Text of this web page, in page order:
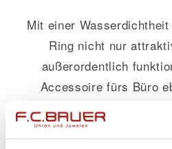
Mit einer
Ring nicht nur
außerordentlich
Accessoire fürs Büro
feierlichen Abend oder
Begleiter. Dieses